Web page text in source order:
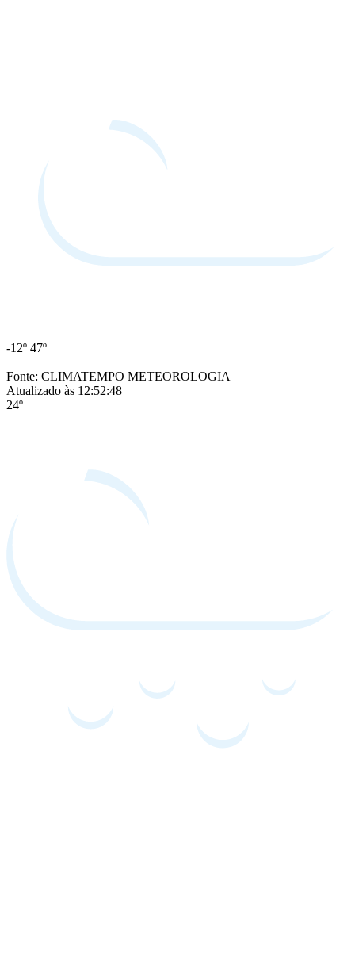
-12º 47º
Fonte: CLIMATEMPO METEOROLOGIA
Atualizado às 12:52:48
24º